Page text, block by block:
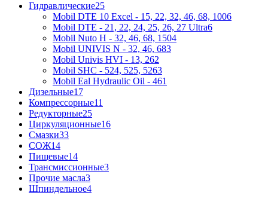
Гидравлические25
Mobil DTE 10 Excel - 15, 22, 32, 46, 68, 1006
Mobil DTE - 21, 22, 24, 25, 26, 27 Ultra6
Mobil Nuto H - 32, 46, 68, 1504
Mobil UNIVIS N - 32, 46, 683
Mobil Univis HVI - 13, 262
Mobil SHC - 524, 525, 5263
Mobil Eal Hydraulic Oil - 461
Дизельные17
Компрессорные11
Редукторные25
Циркуляционные16
Смазки33
СОЖ14
Пищевые14
Трансмиссионные3
Прочие масла3
Шпиндельное4